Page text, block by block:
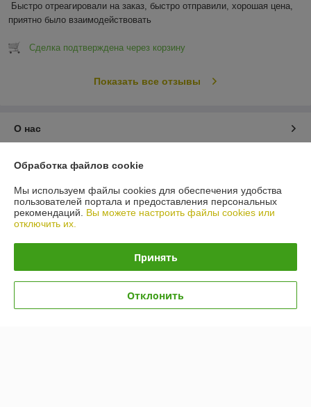
Быстро отреагировали на заказ, быстро отправили, хорошая цена,
приятно было взаимодействовать
Сделка подтверждена через корзину
Показать все отзывы
О нас
Контакты
Доставка и оплата
График работы
Политика обработки cookies
Обработка файлов cookie
Мы используем файлы cookies для обеспечения удобства
пользователей портала и предоставления персональных
рекомендаций. Вы можете настроить файлы cookies или
отключить их.
Принять
Отклонить